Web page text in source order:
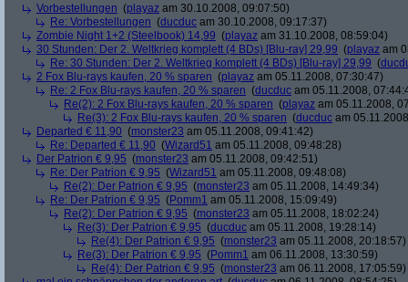
Vorbestellungen (playaz am 30.10.2008, 09:07:50)
Re: Vorbestellungen (ducduc am 30.10.2008, 09:17:37)
Zombie Night 1+2 (Steelbook) 14,99 (playaz am 31.10.2008, 08:59:04)
30 Stunden: Der 2. Weltkrieg komplett (4 BDs) [Blu-ray] 29,99 (playaz am
Re: 30 Stunden: Der 2. Weltkrieg komplett (4 BDs) [Blu-ray] 29,99 (
2 Fox Blu-rays kaufen, 20 % sparen (playaz am 05.11.2008, 07:30:47)
Re: 2 Fox Blu-rays kaufen, 20 % sparen (ducduc am 05.11.2008,
Re(2): 2 Fox Blu-rays kaufen, 20 % sparen (playaz am 05.11.2008,
Re(3): 2 Fox Blu-rays kaufen, 20 % sparen (ducduc am
Departed € 11,90 (monster23 am 05.11.2008, 09:41:42)
Re: Departed € 11,90 (Wizard51 am 05.11.2008, 09:48:28)
Der Patrion € 9,95 (monster23 am 05.11.2008, 09:42:51)
Re: Der Patrion € 9,95 (Wizard51 am 05.11.2008, 09:48:08)
Re(2): Der Patrion € 9,95 (monster23 am 05.11.2008, 14:49:34)
Re: Der Patrion € 9,95 (Pomm1 am 05.11.2008, 15:09:49)
Re(2): Der Patrion € 9,95 (monster23 am 05.11.2008, 18:02:24)
Re(3): Der Patrion € 9,95 (ducduc am 05.11.2008, 19:28:14)
Re(4): Der Patrion € 9,95 (monster23 am 05.11.2008, 20:18:57)
Re(3): Der Patrion € 9,95 (Pomm1 am 06.11.2008, 13:30:59)
Re(4): Der Patrion € 9,95 (monster23 am 06.11.2008, 17:05:59)